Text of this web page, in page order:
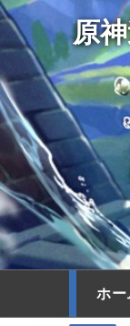
原
ホー